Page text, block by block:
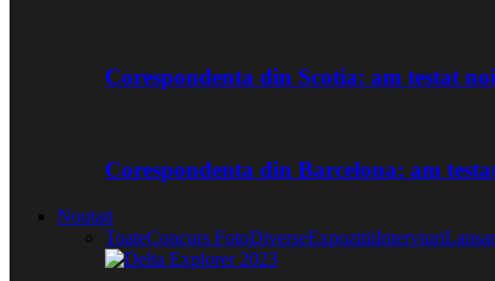
Corespondenta din Scotia: am testat
Corespondenta din Barcelona: am
Noutati
ToateConcurs FotoDiverseExpozitiiInterviuri